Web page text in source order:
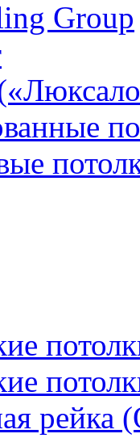
Group
рейка